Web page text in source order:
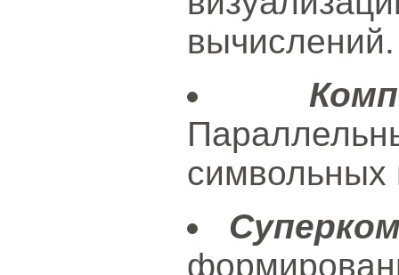
вычислений.
символьных